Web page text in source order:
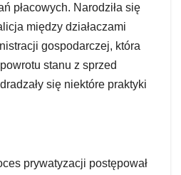
płacowych. Narodziła się
między działaczami
gospodarczej, która
stanu z sprzed
się niektóre praktyki
prywatyzacji postępował